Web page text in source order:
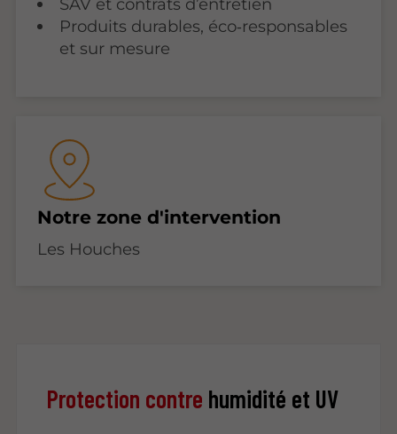
Produits durables, éco‑responsables
et sur mesure
Notre zone d'intervention
Les Houches
Protection contre humidité et UV